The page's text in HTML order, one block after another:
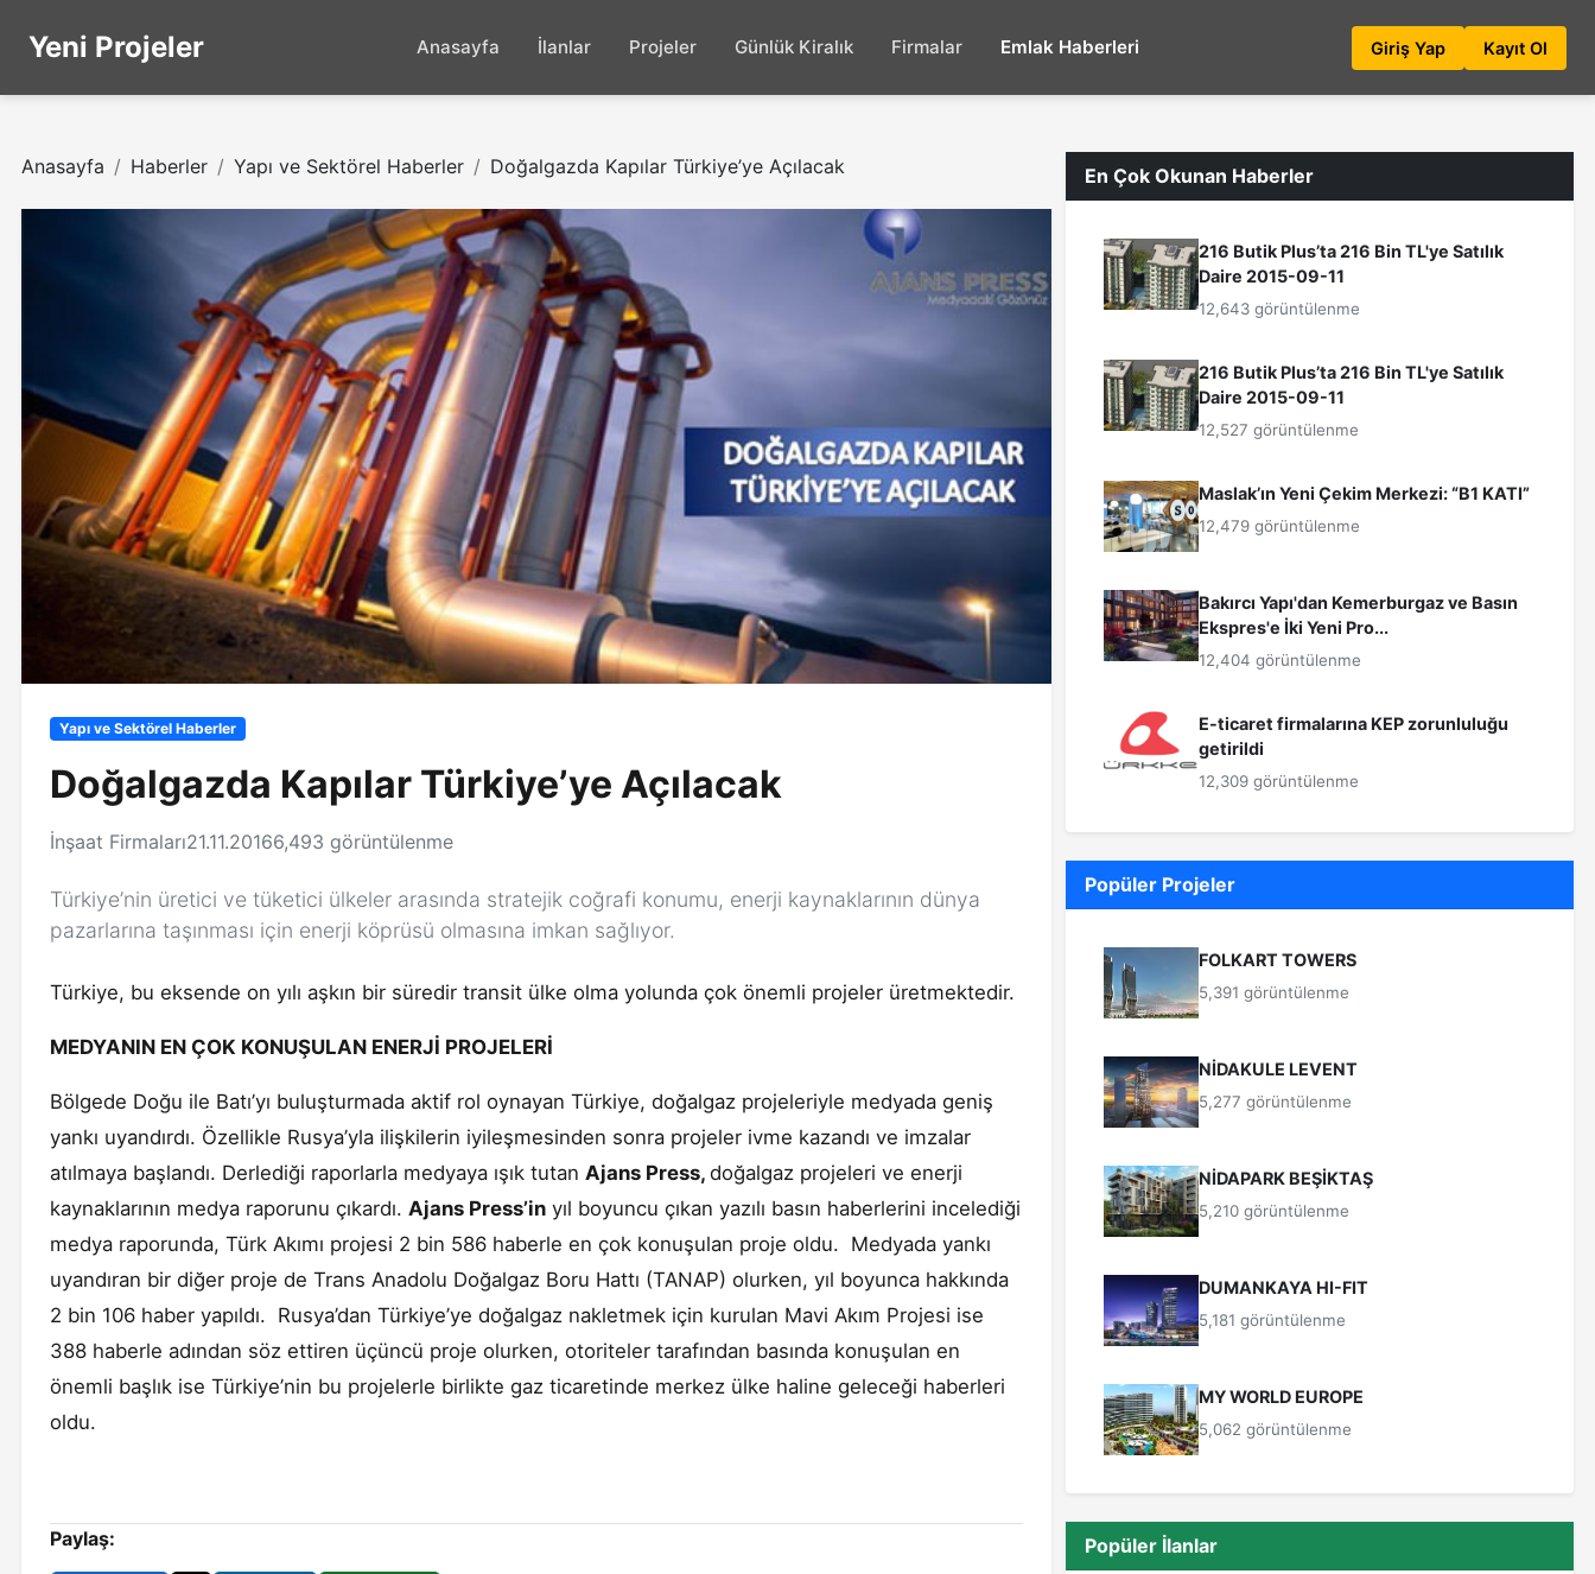
Yeni Projeler Anasayfa İlanlar Projeler Günlük Kiralık Firmalar Emlak Haberleri Giriş Yap Kayıt Ol
Anasayfa Haberler Yapı ve Sektörel Haberler Doğalgazda Kapılar Türkiye’ye Açılacak
Yapı ve Sektörel Haberler
Doğalgazda Kapılar Türkiye’ye Açılacak
İnşaat Firmaları21.11.20166,493 görüntülenme
Türkiye’nin üretici ve tüketici ülkeler arasında stratejik coğrafi konumu, enerji kaynaklarının dünya
pazarlarına taşınması için enerji köprüsü olmasına imkan sağlıyor.
Türkiye, bu eksende on yılı aşkın bir süredir transit ülke olma yolunda çok önemli projeler üretmektedir.
MEDYANIN EN ÇOK KONUŞULAN ENERJİ PROJELERİ
Bölgede Doğu ile Batı’yı buluşturmada aktif rol oynayan Türkiye, doğalgaz projeleriyle medyada geniş
yankı uyandırdı. Özellikle Rusya’yla ilişkilerin iyileşmesinden sonra projeler ivme kazandı ve imzalar
atılmaya başlandı. Derlediği raporlarla medyaya ışık tutan Ajans Press, doğalgaz projeleri ve enerji
kaynaklarının medya raporunu çıkardı. Ajans Press’in yıl boyuncu çıkan yazılı basın haberlerini incelediği
medya raporunda, Türk Akımı projesi 2 bin 586 haberle en çok konuşulan proje oldu. Medyada yankı
uyandıran bir diğer proje de Trans Anadolu Doğalgaz Boru Hattı (TANAP) olurken, yıl boyunca hakkında
2 bin 106 haber yapıldı. Rusya’dan Türkiye’ye doğalgaz nakletmek için kurulan Mavi Akım Projesi ise
388 haberle adından söz ettiren üçüncü proje olurken, otoriteler tarafından basında konuşulan en
önemli başlık ise Türkiye’nin bu projelerle birlikte gaz ticaretinde merkez ülke haline geleceği haberleri
oldu.
Paylaş:
En Çok Okunan Haberler
216 Butik Plus’ta 216 Bin TL'ye Satılık
Daire 2015-09-11
12,643 görüntülenme
216 Butik Plus’ta 216 Bin TL'ye Satılık
Daire 2015-09-11
12,527 görüntülenme
Maslak’ın Yeni Çekim Merkezi: “B1 KATI”
12,479 görüntülenme
Bakırcı Yapı'dan Kemerburgaz ve Basın
Ekspres'e İki Yeni Pro...
12,404 görüntülenme
E-ticaret firmalarına KEP zorunluluğu
getirildi
12,309 görüntülenme
Popüler Projeler
FOLKART TOWERS
5,391 görüntülenme
NİDAKULE LEVENT
5,277 görüntülenme
NİDAPARK BEŞİKTAŞ
5,210 görüntülenme
DUMANKAYA HI-FIT
5,181 görüntülenme
MY WORLD EUROPE
5,062 görüntülenme
Popüler İlanlar